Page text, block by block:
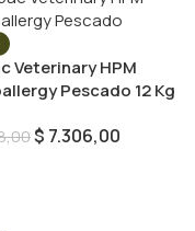
Veterinary HPM
Pescado 12 Kg
$ 7.306,00